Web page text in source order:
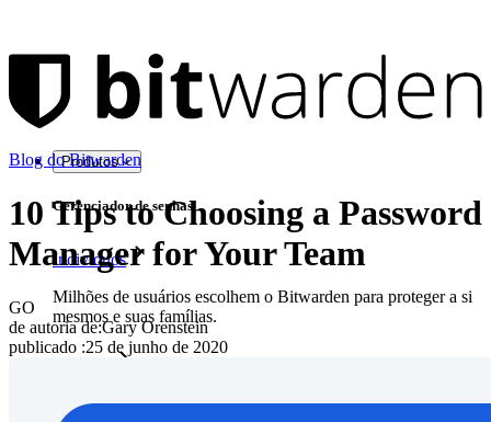
Produtos
Gerenciador de senhas
Indivíduos
Milhões de usuários escolhem o Bitwarden para proteger a si
mesmos e suas famílias.
Blog do Bitwarden
10 Tips to Choosing a Password
Manager for Your Team
GO
de autoria de:Gary Orenstein
publicado :25 de junho de 2020